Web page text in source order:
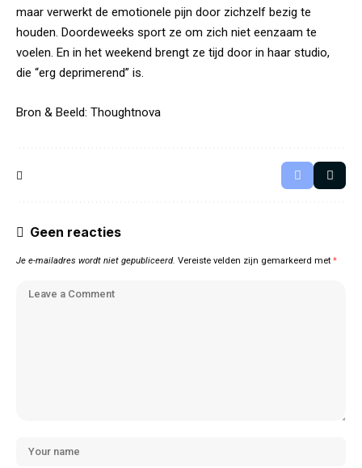
maar verwerkt de emotionele pijn door zichzelf bezig te
houden. Doordeweeks sport ze om zich niet eenzaam te
voelen. En in het weekend brengt ze tijd door in haar studio,
die “erg deprimerend” is.
Bron & Beeld: Thoughtnova
Geen reacties
Je e-mailadres wordt niet gepubliceerd. Vereiste velden zijn gemarkeerd met *